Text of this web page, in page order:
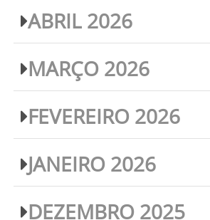
ABRIL 2026
MARÇO 2026
FEVEREIRO 2026
JANEIRO 2026
DEZEMBRO 2025